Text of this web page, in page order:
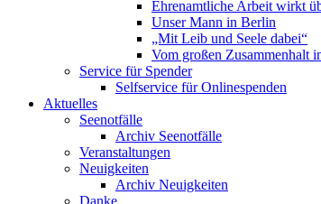
Ehrenamtliche Arbeit wirkt
Unser Mann in Berlin
„Mit Leib und Seele dabei“
Vom großen Zusammenhalt
Service für Spender
Selfservice für Onlinespenden
Aktuelles
Seenotfälle
Archiv Seenotfälle
Veranstaltungen
Neuigkeiten
Archiv Neuigkeiten
Danke